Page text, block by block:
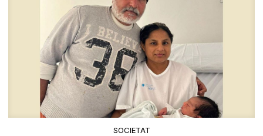
SOCIETAT